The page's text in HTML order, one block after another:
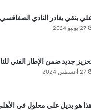
بنقي يغادر النادي الصفاقسي
27 يونيو 2024
جديد ضمن الإطار الفني
27 أغسطس 2024
هو بديل علي معلول في